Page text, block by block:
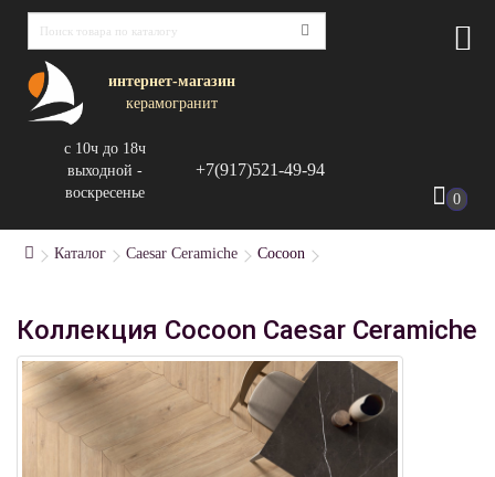
интернет-магазин
керамогранит
с 10ч до 18ч
выходной -
воскресенье
+7(917)521-49-94
0
Каталог Caesar Ceramiche Cocoon
Коллекция Cocoon Caesar Ceramiche